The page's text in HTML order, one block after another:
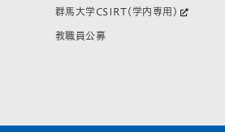
群馬大学CSIRT(学内専用)
教職員公募